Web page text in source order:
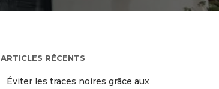
ARTICLES RÉCENTS
Éviter les traces noires grâce aux